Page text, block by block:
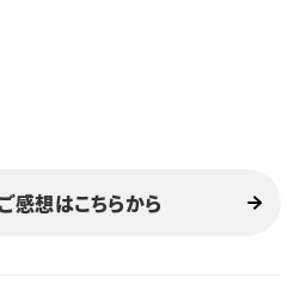
感想はこちらから